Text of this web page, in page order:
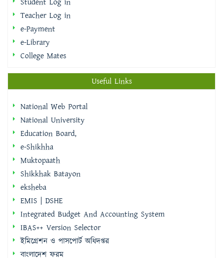
e-Library
College Mates
National Web Portal
e-Shikhha
Muktopaath
Shikkhak Batayon
eksheba
EMIS | DSHE
Integrated Budget And Accounting System
IBAS++ Version Selector
ইমিগ্রেশন ও পাসপোর্ট অধিদপ্তর
বাংলাদেশ ফরম
Calendar